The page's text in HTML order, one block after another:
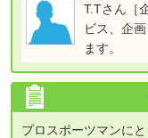
T.Tさん［
ビス、企
ます。
プロスポーツマンに